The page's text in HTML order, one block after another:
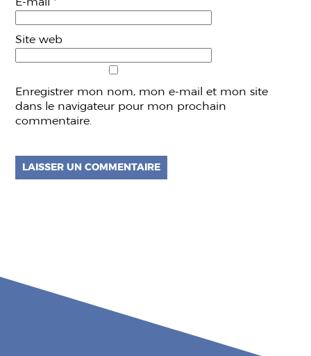
Site web
Enregistrer mon nom, mon e-mail et mon site
dans le navigateur pour mon prochain
commentaire.